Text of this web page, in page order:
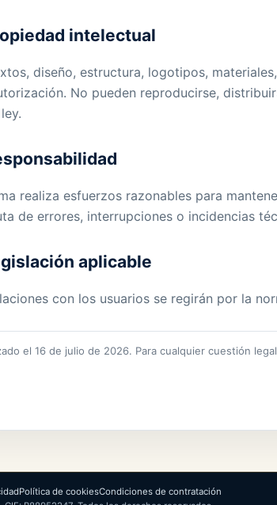
intelectual
diseño, estructura, logotipos,
No pueden reproducirse,
realiza esfuerzos razonables para
de errores, interrupciones o incidencias
aplicable
con los usuarios se regirán por la
el 16 de julio de 2026. Para cualquier cuestión
Política de cookiesCondiciones de contratación